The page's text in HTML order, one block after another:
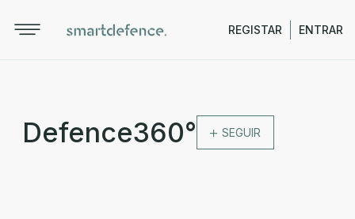
REGISTAR ENTRAR
Defence360° SEGUIR